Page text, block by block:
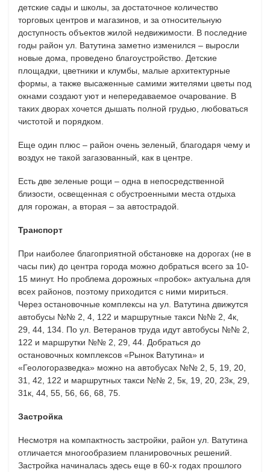
детские сады и школы, за достаточное количество
торговых центров и магазинов, и за относительную
доступность объектов жилой недвижимости. В последние
годы район ул. Ватутина заметно изменился – выросли
новые дома, проведено благоустройство. Детские
площадки, цветники и клумбы, малые архитектурные
формы, а также высаженные самими жителями цветы под
окнами создают уют и непередаваемое очарование. В
таких дворах хочется дышать полной грудью, любоваться
чистотой и порядком.
Еще один плюс – район очень зеленый, благодаря чему и
воздух не такой загазованный, как в центре.
Есть две зеленые рощи – одна в непосредственной
близости, освещенная с обустроенными места отдыха
для горожан, а вторая – за автострадой.
Транспорт
При наиболее благоприятной обстановке на дорогах (не в
часы пик) до центра города можно добраться всего за 10-
15 минут. Но проблема дорожных «пробок» актуальна для
всех районов, поэтому приходится с ними мириться.
Через остановочные комплексы на ул. Ватутина движутся
автобусы №№ 2, 4, 122 и маршрутные такси №№ 2, 4к,
29, 44, 134. По ул. Ветеранов труда идут автобусы №№ 2,
122 и маршрутки №№ 2, 29, 44. Добраться до
остановочных комплексов «Рынок Ватутина» и
«Геологоразведка» можно на автобусах №№ 2, 5, 19, 20,
31, 42, 122 и маршрутных такси №№ 2, 5к, 19, 20, 23к, 29,
31к, 44, 55, 56, 66, 68, 75.
Застройка
Несмотря на компактность застройки, район ул. Ватутина
отличается многообразием планировочных решений.
Застройка начиналась здесь еще в 60-х годах прошлого